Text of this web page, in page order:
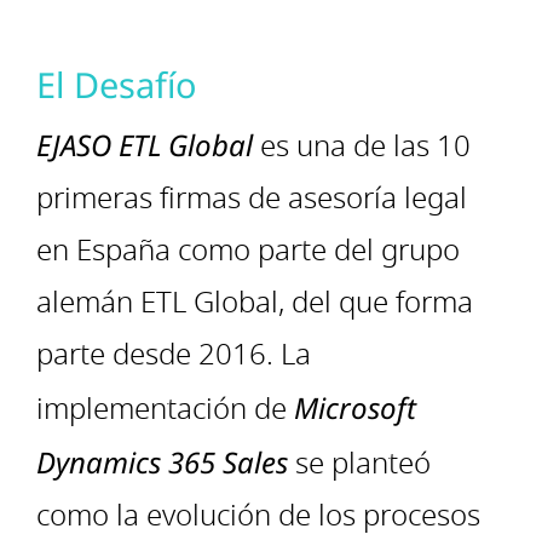
El Desafío
EJASO ETL Globales una de las 10
primeras firmas de asesoría legal
en España como parte del grupo
alemán ETL Global, del que forma
parte desde 2016. La
implementación de Microsoft
Dynamics 365 Sales se planteó
como la evolución de los procesos